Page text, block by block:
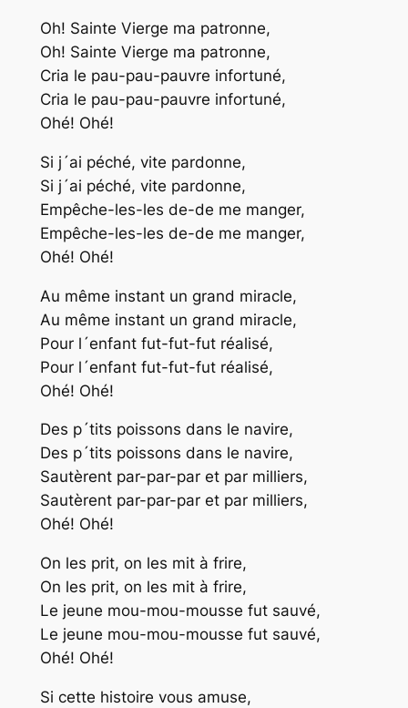
Oh! Sainte Vierge ma patronne,
Oh! Sainte Vierge ma patronne,
Cria le pau-pau-pauvre infortuné,
Cria le pau-pau-pauvre infortuné,
Ohé! Ohé!
Si j´ai péché, vite pardonne,
Si j´ai péché, vite pardonne,
Empêche-les-les de-de me manger,
Empêche-les-les de-de me manger,
Ohé! Ohé!
Au même instant un grand miracle,
Au même instant un grand miracle,
Pour l´enfant fut-fut-fut réalisé,
Pour l´enfant fut-fut-fut réalisé,
Ohé! Ohé!
Des p´tits poissons dans le navire,
Des p´tits poissons dans le navire,
Sautèrent par-par-par et par milliers,
Sautèrent par-par-par et par milliers,
Ohé! Ohé!
On les prit, on les mit à frire,
On les prit, on les mit à frire,
Le jeune mou-mou-mousse fut sauvé,
Le jeune mou-mou-mousse fut sauvé,
Ohé! Ohé!
Si cette histoire vous amuse,